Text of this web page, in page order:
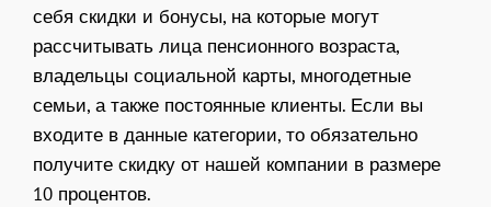
себя скидки и бонусы, на которые могут
рассчитывать лица пенсионного возраста,
владельцы социальной карты, многодетные
семьи, а также постоянные клиенты. Если вы
входите в данные категории, то обязательно
получите скидку от нашей компании в размере
10 процентов.